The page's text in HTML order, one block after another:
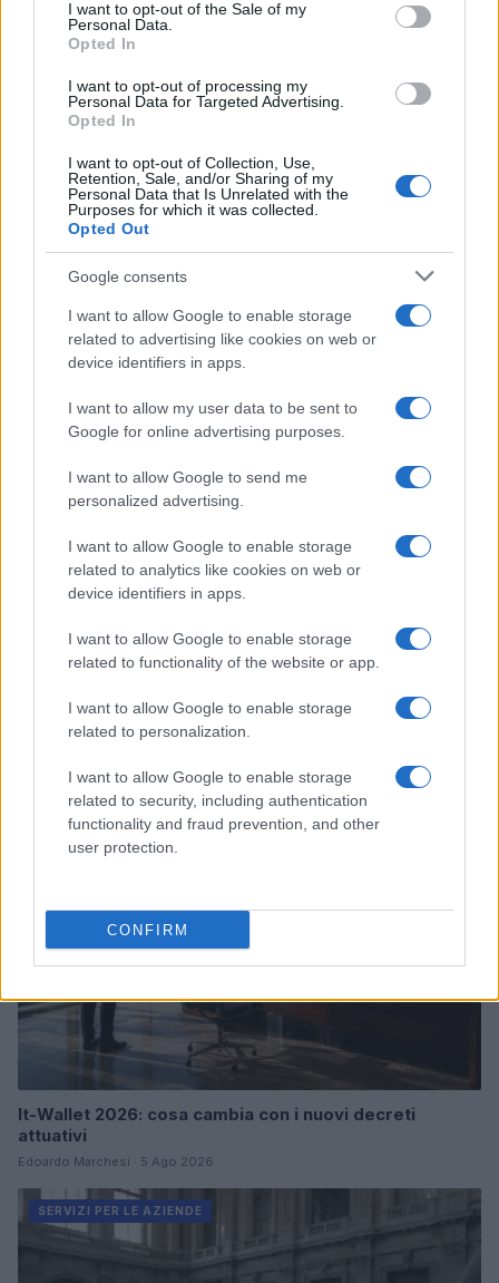
I want to opt-out of the Sale of my
Personal Data.
Opted In
I want to opt-out of processing my
Personal Data for Targeted Advertising.
Opted In
I want to opt-out of Collection, Use,
Retention, Sale, and/or Sharing of my
Personal Data that Is Unrelated with the
Purposes for which it was collected.
Opted Out
Google consents
I want to allow Google to enable storage
related to advertising like cookies on web or
device identifiers in apps.
I want to allow my user data to be sent to
Google for online advertising purposes.
I want to allow Google to send me
personalized advertising.
I want to allow Google to enable storage
related to analytics like cookies on web or
device identifiers in apps.
I want to allow Google to enable storage
related to functionality of the website or app.
I want to allow Google to enable storage
related to personalization.
I want to allow Google to enable storage
related to security, including authentication
functionality and fraud prevention, and other
user protection.
CONFIRM
Francesca Spadaro ha ricostruito una catena
di investimenti veronese partendo dai bilanci
depositati alla Camera di Commercio; è
analista finanziaria che coordina dossier su
PMI e mercati. Laureata in economia,
newsletter economiche territoriali.
Continua a leggere
SERVIZI PER LE AZIENDE
It-Wallet 2026: cosa cambia con i nuovi decreti
attuativi
Edoardo Marchesi · 5 Ago 2026
SERVIZI PER LE AZIENDE